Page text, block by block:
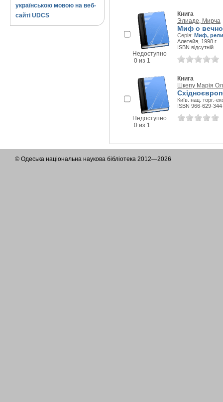
українською мовою на веб-
сайті UDCS
Недоступно
0 из 1
Книга
Элиаде, Мирча
Миф о
Серія: Миф,
Алетейя, 1998 г.
ISBN відсутній
Недоступно
0 из 1
Книга
Шкепу Марія
Київ. нац. торг.-
ISBN 966-629-
© Одеська національна наукова бібліотека 2012—2026